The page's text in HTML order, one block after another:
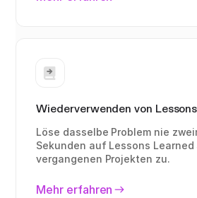
Wiederverwenden von
Löse dasselbe Problem nie
Sekunden auf Lessons Learned
vergangenen Projekten zu.
Mehr erfahren